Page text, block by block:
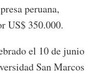
peruana,
US$ 350.000.
el 10 de junio
San Marcos